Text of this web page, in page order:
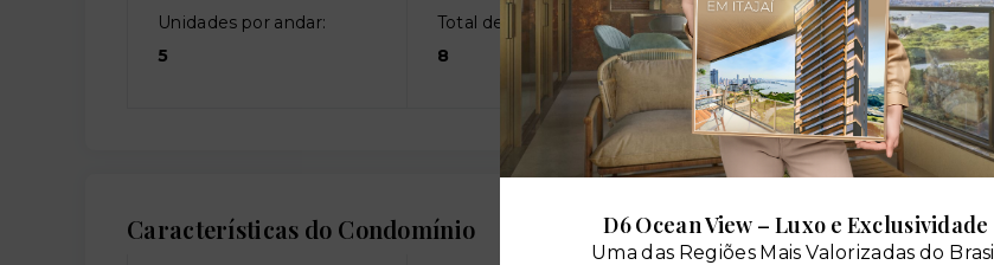
Unidades por andar:
5
Total de andares:
8
Características do Condomínio D6 Ocean View – Luxo e Exclusividade
Uma das Regiões Mais Valorizadas do Brasil